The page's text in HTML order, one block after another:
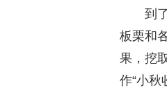
到
板栗和
果，挖
作“小秋